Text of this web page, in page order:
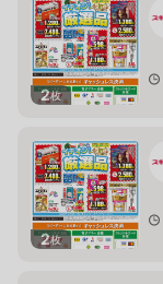
2枚
2枚